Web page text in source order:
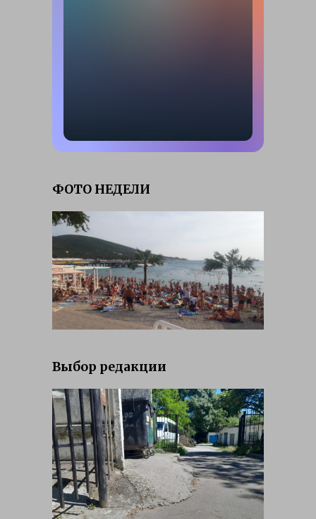
ФОТО НЕДЕЛИ
Выбор редакции